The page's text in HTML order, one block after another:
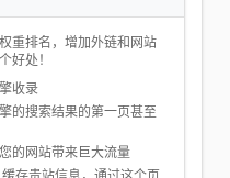
重排名，增加外链和网站
好处！
收录
的搜索结果的第一页甚至
的网站带来巨大流量